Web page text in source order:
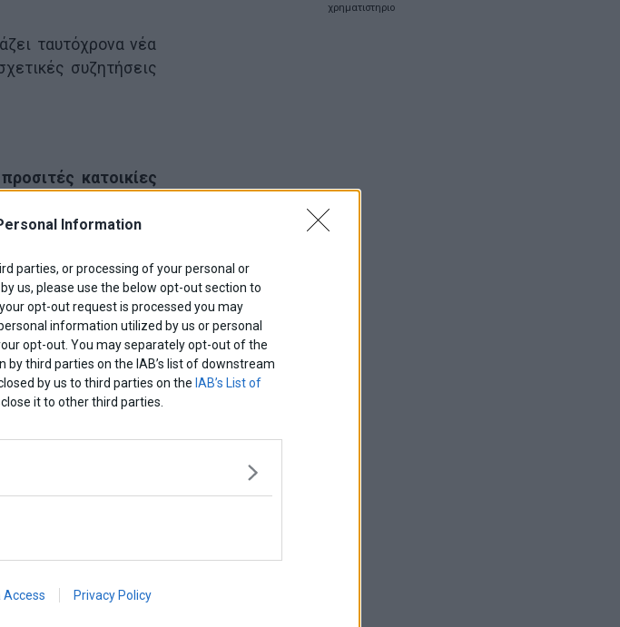
Information
parties, or processing of your personal or
us, please use the below opt-out section to
opt-out request is processed you may
information utilized by us or personal
opt-out. You may separately opt-out of the
third parties on the IAB’s list of downstream
by us to third parties on the IAB’s List of
it to other third parties.
Access Privacy Policy
ταυτόχρονα νέα
συζητήσεις
προσιτές κατοικίες
ώριμη φάση.
στη δυτική
στο νέοΜουσείο
θα αποκτήσει
χρηματιστηριο